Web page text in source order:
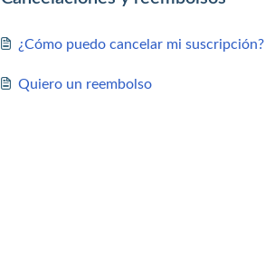
¿Cómo puedo cancelar mi suscripción?
Quiero un reembolso